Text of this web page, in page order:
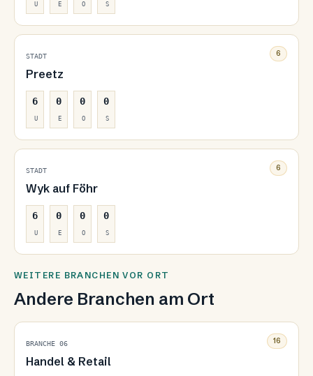
U E O S
STADT
Preetz
6
U
0
E
0
O
0
S
6
STADT
Wyk auf Föhr
6
U
0
E
0
O
0
S
6
WEITERE BRANCHEN VOR ORT
Andere Branchen am Ort
BRANCHE 06
Handel & Retail
16